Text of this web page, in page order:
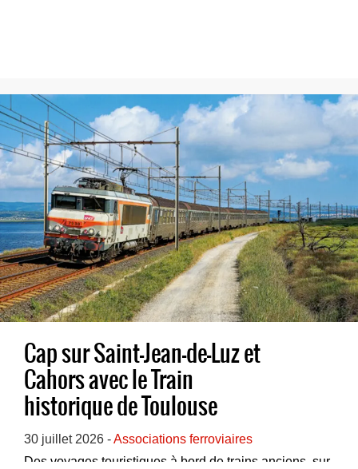
Cap sur Saint-Jean-de-Luz et
Cahors avec le Train
historique de Toulouse
30 juillet 2026 -Associations ferroviaires
Des voyages touristiques à bord de trains anciens, sur